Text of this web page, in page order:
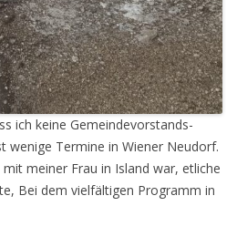
ich keine Gemeindevorstands-
wenige Termine in Wiener Neudorf.
meiner Frau in Island war, etliche
Bei dem vielfältigen Programm in